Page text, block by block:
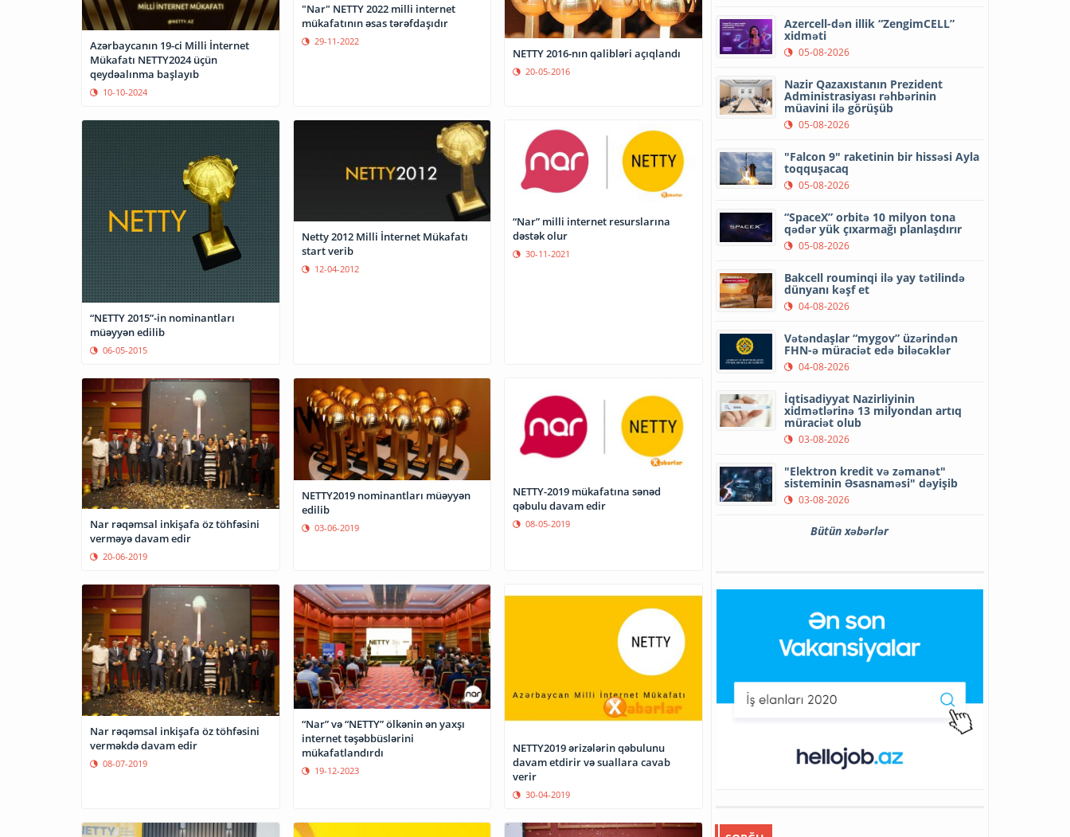
Azərbaycanın 19-ci Milli İnternet
Mükafatı NETTY2024 üçün
qeydəalınma başlayıb
10-10-2024
"Nar" NETTY 2022 milli internet
mükafatının əsas tərəfdaşıdır
29-11-2022
NETTY 2016-nın qalibləri açıqlandı
20-05-2016
“NETTY 2015”-in nominantları
müəyyən edilib
06-05-2015
Netty 2012 Milli İnternet Mükafatı
start verib
12-04-2012
“Nar” milli internet resurslarına
dəstək olur
30-11-2021
Nar rəqəmsal inkişafa öz töhfəsini
verməyə davam edir
20-06-2019
NETTY2019 nominantları müəyyən
edilib
03-06-2019
NETTY-2019 mükafatına sənəd
qəbulu davam edir
08-05-2019
Nar rəqəmsal inkişafa öz töhfəsini
verməkdə davam edir
08-07-2019
“Nar” və “NETTY” ölkənin ən yaxşı
internet təşəbbüslərini
mükafatlandırdı
19-12-2023
NETTY2019 ərizələrin qəbulunu
davam etdirir və suallara cavab
verir
30-04-2019
Azercell-dən illik “ZengimCELL”
xidməti
05-08-2026
Nazir Qazaxıstanın Prezident
Administrasiyası rəhbərinin
müavini ilə görüşüb
05-08-2026
"Falcon 9" raketinin bir hissəsi Ayla
toqquşacaq
05-08-2026
“SpaceX” orbitə 10 milyon tona
qədər yük çıxarmağı planlaşdırır
05-08-2026
Bakcell rouminqi ilə yay tətilində
dünyanı kəşf et
04-08-2026
Vətəndaşlar “mygov” üzərindən
FHN-ə müraciət edə biləcəklər
04-08-2026
İqtisadiyyat Nazirliyinin
xidmətlərinə 13 milyondan artıq
müraciət olub
03-08-2026
"Elektron kredit və zəmanət"
sisteminin Əsasnaməsi" dəyişib
03-08-2026
Bütün xəbərlər